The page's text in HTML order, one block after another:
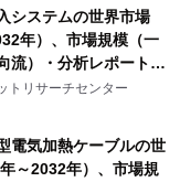
システムの世界市場
年）、市場規模（一
流）・分析レポートを
トリサーチセンター
電気加熱ケーブルの世
～2032年）、市場規